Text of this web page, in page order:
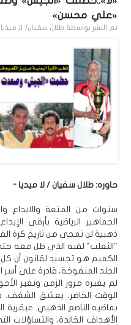
«علي محسن»
تم النشر بواسطة طلال سفيان/ لا ميديا
حاوره: طلال سفيان / لا ميديا -
سنوات من المتعة والابداع
الجماهير الرياضية بأرقى
ذهبية لن تمحى من تاريخ كرة
"الثعلب" لقبه الذي ظل معه
الكميم هو تجسيد لقانون أن
الجلد المنفوخة، قادرة على أسر
لم يغيره مرور الزمن وتغير
بماضيه الناصع الذهبي. عبقرية
الأهداف الخالدة، والتساؤلات